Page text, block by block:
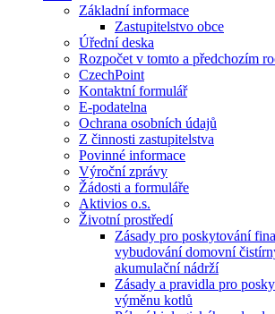
Základní informace
Zastupitelstvo obce
Úřední deska
Rozpočet v tomto a předchozím
CzechPoint
Kontaktní formulář
E-podatelna
Ochrana osobních údajů
Z činnosti zastupitelstva
Povinné informace
Výroční zprávy
Žádosti a formuláře
Aktivios o.s.
Životní prostředí
Zásady pro poskytování
vybudování domovní
akumulační nádrží
Zásady a pravidla pro
výměnu kotlů